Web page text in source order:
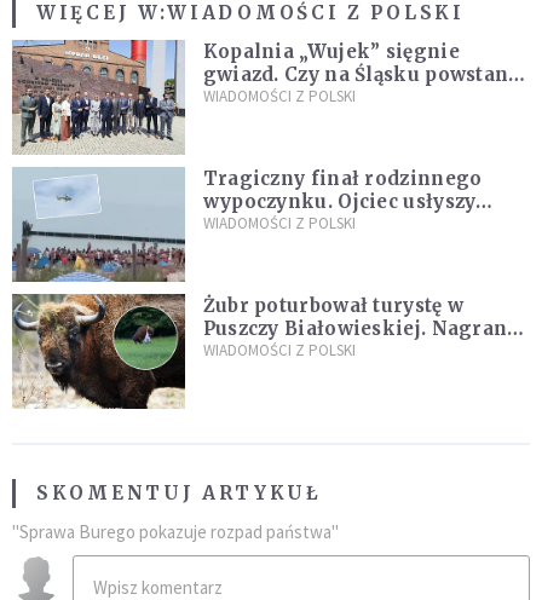
WIĘCEJ W:WIADOMOŚCI Z POLSKI
Kopalnia „Wujek” sięgnie
gwiazd. Czy na Śląsku powstanie
„Dolina Krzemowa”?
WIADOMOŚCI Z POLSKI
Tragiczny finał rodzinnego
wypoczynku. Ojciec usłyszy
zarzuty
WIADOMOŚCI Z POLSKI
Żubr poturbował turystę w
Puszczy Białowieskiej. Nagranie
daje do myślenia
WIADOMOŚCI Z POLSKI
SKOMENTUJ ARTYKUŁ
"Sprawa Burego pokazuje rozpad państwa"